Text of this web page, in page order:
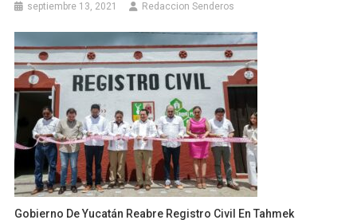
septiembre 13, 2021 Redaccion Senderos
Gobierno De Yucatán Reabre Registro Civil En Tahmek